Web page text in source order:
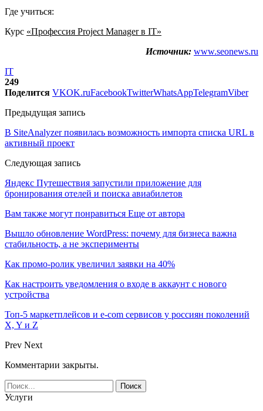
Где учиться:
Курс «Профессия Project Manager в IT»
Источник: www.seonews.ru
IT
249
Поделится VKOK.ruFacebookTwitterWhatsAppTelegramViber
Предыдущая запись
В SiteAnalyzer появилась возможность импорта списка URL в
активный проект
Следующая запись
Яндекс Путешествия запустили приложение для
бронирования отелей и поиска авиабилетов
Вам также могут понравиться Еще от автора
Вышло обновление WordPress: почему для бизнеса важна
стабильность, а не эксперименты
Как промо-ролик увеличил заявки на 40%
Как настроить уведомления о входе в аккаунт с нового
устройства
Топ-5 маркетплейсов и e-com сервисов у россиян поколений
X, Y и Z
Prev Next
Комментарии закрыты.
Услуги